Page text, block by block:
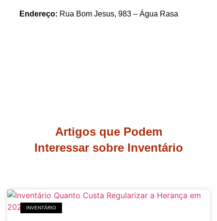
Endereço: Rua Bom Jesus, 983 – Água Rasa
Artigos que Podem
Interessar sobre Inventário
INVENTÁRIO